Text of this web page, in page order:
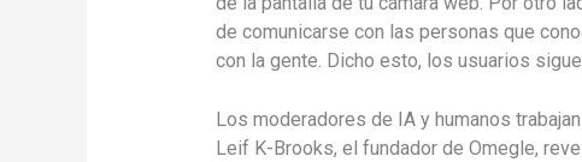
de comunicarse con las personas que
con la gente. Dicho esto, los usuarios
Los moderadores de IA y humanos
Leif K-Brooks, el fundador de Omegle,